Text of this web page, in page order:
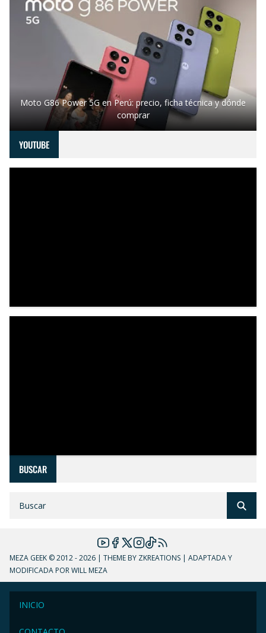
Moto G86 Power 5G en Perú: precio, ficha técnica y dónde
comprar
YOUTUBE
BUSCAR
MEZA GEEK © 2012 - 2026 | THEME BY ZKREATIONS | ADAPTADA Y
MODIFICADA POR WILL MEZA
INICIO